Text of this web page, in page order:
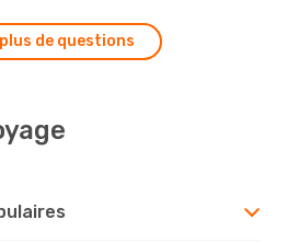
de questions